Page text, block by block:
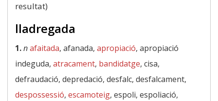
resultat)
lladregada
1.nafaitada, afanada, apropiació, apropiació
indeguda, atracament, bandidatge, cisa,
defraudació, depredació, desfalc, desfalcament,
despossessió, escamoteig, espoli, espoliació,